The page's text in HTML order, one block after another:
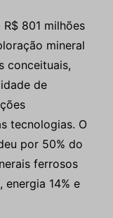
801 milhões
mineral
conceituais,
de
tecnologias. O
por 50% do
ferrosos
energia 14% e